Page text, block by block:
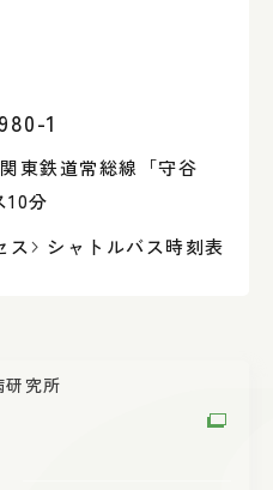
1
東鉄道常総線「守谷
10分
ス
シャトルバス時刻表
研究所